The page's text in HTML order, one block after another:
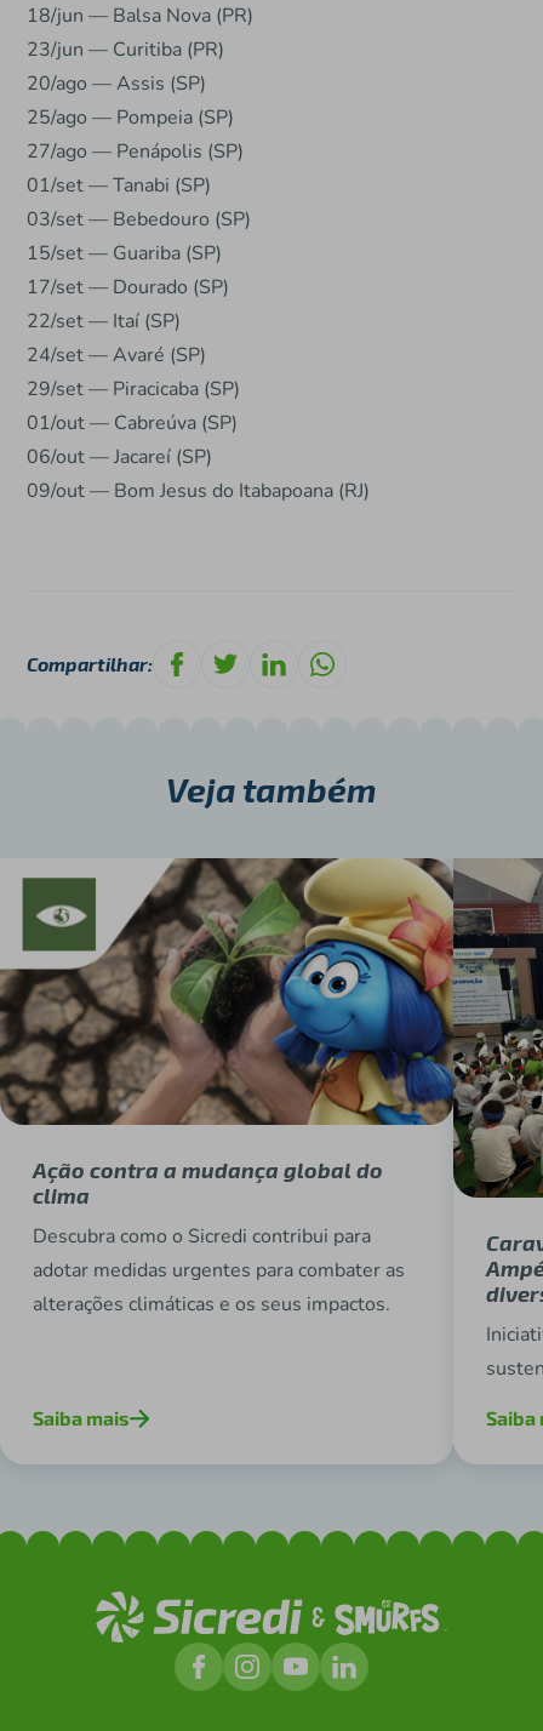
18/jun — Balsa Nova (PR)
23/jun — Curitiba (PR)
20/ago — Assis (SP)
25/ago — Pompeia (SP)
27/ago — Penápolis (SP)
01/set — Tanabi (SP)
03/set — Bebedouro (SP)
15/set — Guariba (SP)
17/set — Dourado (SP)
22/set — Itaí (SP)
24/set — Avaré (SP)
29/set — Piracicaba (SP)
01/out — Cabreúva (SP)
06/out — Jacareí (SP)
09/out — Bom Jesus do Itabapoana (RJ)
Compartilhar:
Veja também
Ação contra a mudança global do
clima
Descubra como o Sicredi contribui para
adotar medidas urgentes para combater as
alterações climáticas e os seus impactos.
Saiba mais Saiba